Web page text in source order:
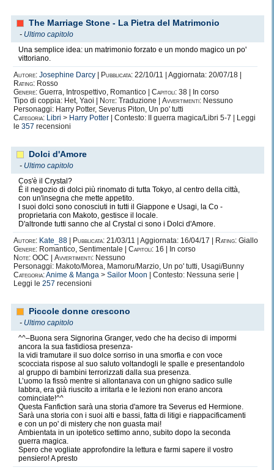
The Marriage Stone - La Pietra del Matrimonio
- Ultimo capitolo
Una semplice idea: un matrimonio forzato e un mondo magico un po'
vittoriano.
Autore: Josephine Darcy Pubblicata: 22/10/11 | Aggiornata: 20/07/18 |
Rating: Rosso
Genere: Guerra, Introspettivo, Romantico | Capitoli: 38 | In corso
Tipo di coppia: Het, Yaoi |
Note: Traduzione | Avvertimenti: Nessuno
Personaggi: Harry Potter, Severus Piton, Un po' tutti
Categoria: Libri > Harry Potter | Contesto: II guerra magica/Libri 5-7 | Leggi
le 357 recensioni
Dolci d'Amore
- Ultimo capitolo
Cos'è il Crystal?
É il negozio di dolci più rinomato di tutta Tokyo, al centro della città,
con un'insegna che mette appetito.
I suoi dolci sono conosciuti in tutti il Giappone e Usagi, la Co -
proprietaria con Makoto, gestisce il locale.
D'altronde tutti sanno che al Crystal ci sono i Dolci d'Amore.
Autore: Kate_88 Pubblicata: 21/03/11 | Aggiornata: 16/04/17 | Rating: Giallo
Genere: Romantico, Sentimentale | Capitoli: 16 | In corso
Note: OOC | Avvertimenti: Nessuno
Personaggi: Makoto/Morea, Mamoru/Marzio, Un po' tutti, Usagi/Bunny
Categoria:Anime & Manga > Sailor Moon | Contesto: Nessuna serie |
Leggi le 257 recensioni
Piccole donne crescono
- Ultimo capitolo
^^–Buona sera Signorina Granger, vedo che ha deciso di impormi
ancora la sua fastidiosa presenza-
la vidi tramutare il suo dolce sorriso in una smorfia e con voce
scocciata rispose al suo saluto voltandogli le spalle e presentandolo
al gruppo di bambini terrorizzati dalla sua presenza.
L’uomo la fissò mentre si allontanava con un ghigno sadico sulle
labbra, era già riuscito a irritarla e le lezioni non erano ancora
cominciate!^^
Questa Fanfiction sarà una storia d'amore tra Severus ed Hermione.
Sarà una storia con i suoi alti e bassi, fatta di litigi e riappacificamenti
e con un po' di mistery che non guasta mai!
Ambientata in un ipotetico settimo anno, subito dopo la seconda
guerra magica.
Spero che vogliate approfondire la lettura e farmi sapere il vostro
pensiero! A presto